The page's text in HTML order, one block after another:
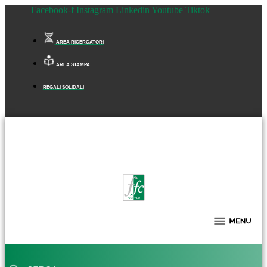
Facebook-f Instagram Linkedin Youtube Tiktok
AREA RICERCATORI
AREA STAMPA
REGALI SOLIDALI